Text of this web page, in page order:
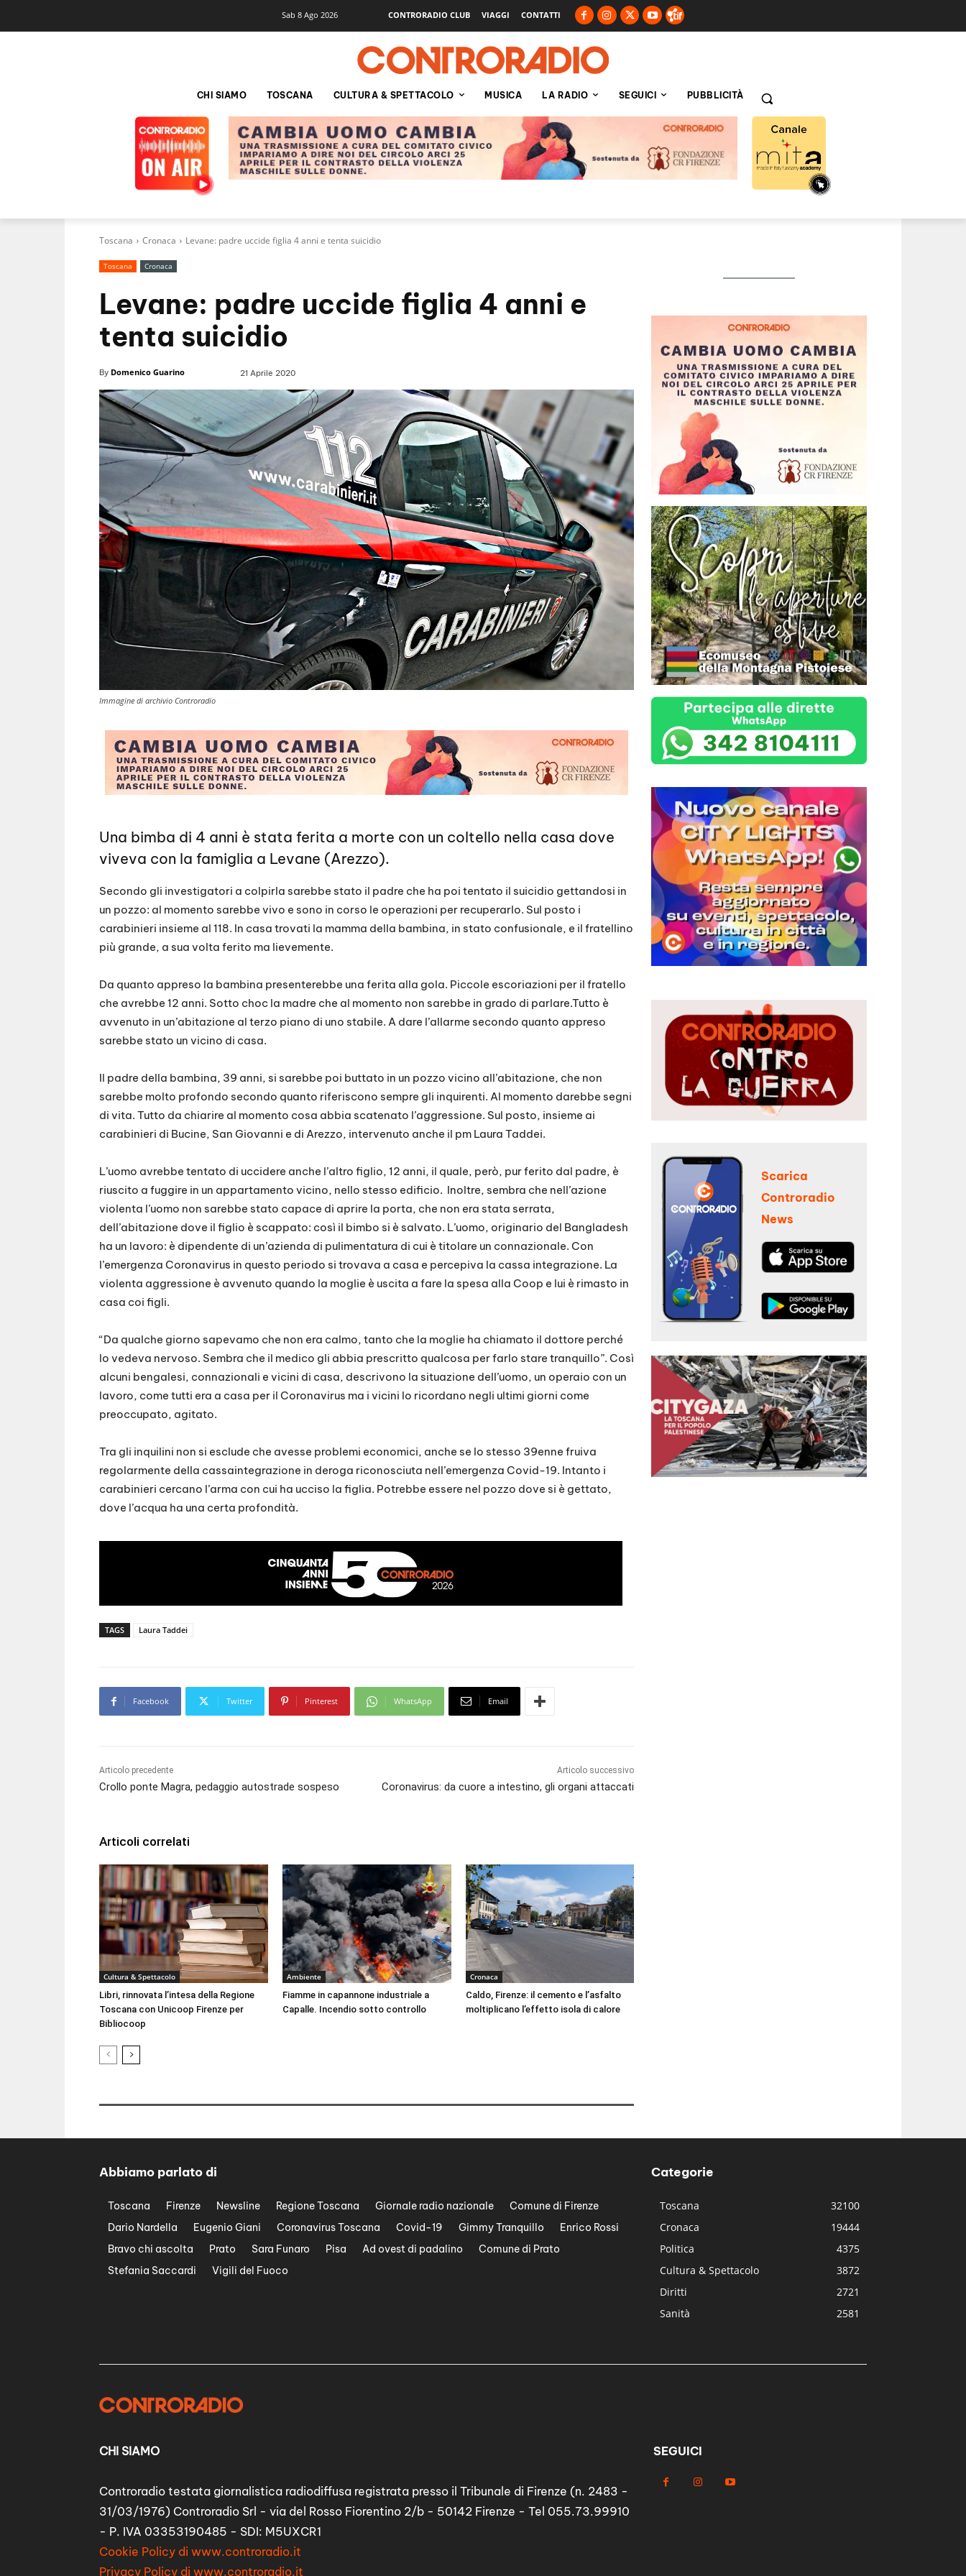
Sab 8 Ago 2026 CONTRORADIO CLUB VIAGGI CONTATTI
CHI SIAMO TOSCANA CULTURA & SPETTACOLO MUSICA LA RADIO SEGUICI PUBBLICITÀ
Toscana Cronaca Levane: padre uccide figlia 4 anni e tenta suicidio
Toscana Cronaca
Levane: padre uccide figlia 4 anni e
tenta suicidio
By Domenico Guarino 21 Aprile 2020
Immagine di archivio Controradio
Una bimba di 4 anni è stata ferita a morte con un coltello nella casa dove
viveva con la famiglia a Levane (Arezzo).
Secondo gli investigatori a colpirla sarebbe stato il padre che ha poi tentato il suicidio gettandosi in
un pozzo: al momento sarebbe vivo e sono in corso le operazioni per recuperarlo. Sul posto i
carabinieri insieme al 118. In casa trovati la mamma della bambina, in stato confusionale, e il fratellino
più grande, a sua volta ferito ma lievemente.
Da quanto appreso la bambina presenterebbe una ferita alla gola. Piccole escoriazioni per il fratello
che avrebbe 12 anni. Sotto choc la madre che al momento non sarebbe in grado di parlare.Tutto è
avvenuto in un’abitazione al terzo piano di uno stabile. A dare l’allarme secondo quanto appreso
sarebbe stato un vicino di casa.
Il padre della bambina, 39 anni, si sarebbe poi buttato in un pozzo vicino all’abitazione, che non
sarebbe molto profondo secondo quanto riferiscono sempre gli inquirenti. Al momento darebbe segni
di vita. Tutto da chiarire al momento cosa abbia scatenato l’aggressione. Sul posto, insieme ai
carabinieri di Bucine, San Giovanni e di Arezzo, intervenuto anche il pm Laura Taddei.
L’uomo avrebbe tentato di uccidere anche l’altro figlio, 12 anni, il quale, però, pur ferito dal padre, è
riuscito a fuggire in un appartamento vicino, nello stesso edificio. Inoltre, sembra che nell’azione
violenta l’uomo non sarebbe stato capace di aprire la porta, che non era stata serrata,
dell’abitazione dove il figlio è scappato: così il bimbo si è salvato. L’uomo, originario del Bangladesh
ha un lavoro: è dipendente di un’azienda di pulimentatura di cui è titolare un connazionale. Con
l’emergenza Coronavirus in questo periodo si trovava a casa e percepiva la cassa integrazione. La
violenta aggressione è avvenuto quando la moglie è uscita a fare la spesa alla Coop e lui è rimasto in
casa coi figli.
“Da qualche giorno sapevamo che non era calmo, tanto che la moglie ha chiamato il dottore perché
lo vedeva nervoso. Sembra che il medico gli abbia prescritto qualcosa per farlo stare tranquillo”. Così
alcuni bengalesi, connazionali e vicini di casa, descrivono la situazione dell’uomo, un operaio con un
lavoro, come tutti era a casa per il Coronavirus ma i vicini lo ricordano negli ultimi giorni come
preoccupato, agitato.
Tra gli inquilini non si esclude che avesse problemi economici, anche se lo stesso 39enne fruiva
regolarmente della cassaintegrazione in deroga riconosciuta nell’emergenza Covid-19. Intanto i
carabinieri cercano l’arma con cui ha ucciso la figlia. Potrebbe essere nel pozzo dove si è gettato,
dove l’acqua ha una certa profondità.
TAGS Laura Taddei
Facebook Twitter Pinterest WhatsApp Email
Articolo precedente
Crollo ponte Magra, pedaggio autostrade sospeso
Articolo successivo
Coronavirus: da cuore a intestino, gli organi attaccati
Articoli correlati
Cultura & Spettacolo
Libri, rinnovata l’intesa della Regione
Toscana con Unicoop Firenze per
Bibliocoop
Ambiente
Fiamme in capannone industriale a
Capalle. Incendio sotto controllo
Cronaca
Caldo, Firenze: il cemento e l’asfalto
moltiplicano l’effetto isola di calore
Scarica
Controradio
News
Abbiamo parlato di
Toscana Firenze Newsline Regione Toscana Giornale radio nazionale
Comune di Firenze
Dario Nardella
Eugenio Giani Coronavirus Toscana Covid-19 Gimmy Tranquillo
Enrico Rossi
Bravo chi ascolta
Prato Sara Funaro Pisa Ad ovest di padalino
Comune di Prato
Stefania Saccardi
Vigili del Fuoco
Categorie
Toscana
32100
Cronaca
19444
Politica
4375
Cultura & Spettacolo
3872
Diritti
2721
Sanità
2581
CHI SIAMO
Controradio testata giornalistica radiodiffusa registrata presso il Tribunale di Firenze (n. 2483 -
31/03/1976) Controradio Srl - via del Rosso Fiorentino 2/b - 50142 Firenze - Tel 055.73.99910
- P. IVA 03353190485 - SDI: M5UXCR1
Cookie Policy di www.controradio.it
Privacy Policy di www.controradio.it
SEGUICI